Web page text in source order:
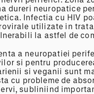
dureri neuropatice
Infectia cu HIV
utilizate in
la astfel de
a neuropatiei
si pentru
si veganii sunt
cu probleme de
subliniind